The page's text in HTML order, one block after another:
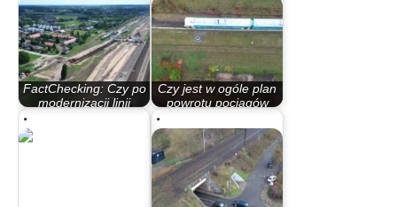
FactChecking: Czy po
modernizacji linii
Czy jest w ogóle plan
powrotu pociągów